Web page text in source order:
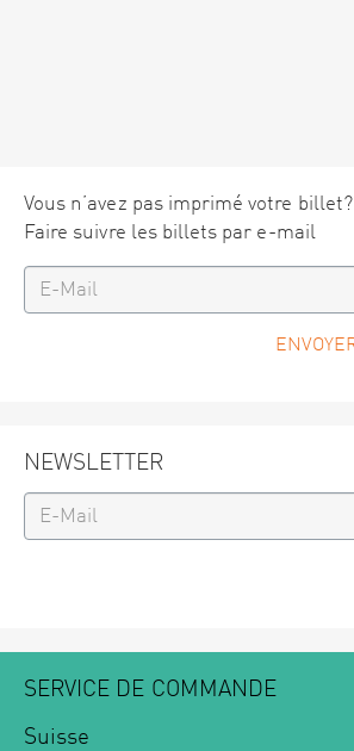
Vous n’avez pas imprimé votre billet?
Faire suivre les billets par e-mail
NEWSLETTER
SERVICE DE COMMANDE
Suisse